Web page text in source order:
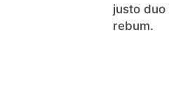
justo
rebum.